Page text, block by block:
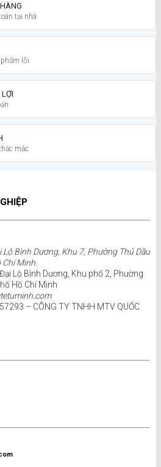
tại nhà
lỗi
mắc
Lộ Bình Dương, Khu 7, Phường Thủ Dầu
Chí Minh.
Lộ Bình Dương, Khu phố 2, Phường
Hồ Chí Minh
– CÔNG TY TNHH MTV QUỐC